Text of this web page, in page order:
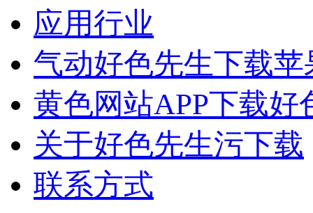
应用行业
气动好色先生下载
黄色网站APP下载好
关于好色先生污下载
联系方式